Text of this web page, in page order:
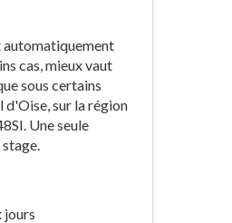
automatiquement
cas, mieux vaut
sous certains
d'Oise, sur la région
Une seule
jours